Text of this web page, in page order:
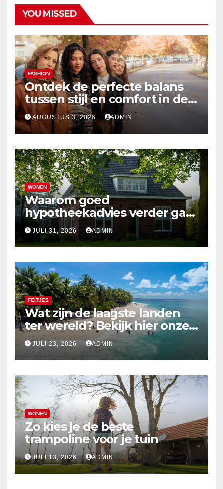
YOU MISSED
FASHION
Ontdek de perfecte balans
tussen stijl en comfort in de
nieuwste damesmode
AUGUSTUS 3, 2026 ADMIN
WONEN
Waarom goed
hypotheekadvies verder gaat
dan alleen cijfers
JULI 31, 2026 ADMIN
FEITJES
Wat zijn de laagste landen
ter wereld? Bekijk hier onze
top 10
JULI 23, 2026 ADMIN
WONEN
Zo kies je de beste
trampoline voor je tuin
JULI 13, 2026 ADMIN